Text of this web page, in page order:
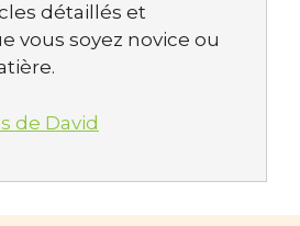
détaillés et
vous soyez novice ou
de David